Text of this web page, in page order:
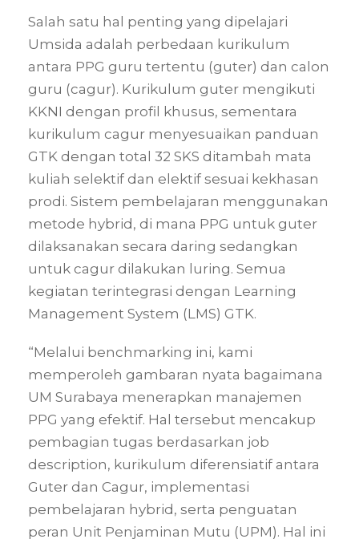
Salah satu hal penting yang dipelajari
Umsida adalah perbedaan kurikulum
antara PPG guru tertentu (guter) dan calon
guru (cagur). Kurikulum guter mengikuti
KKNI dengan profil khusus, sementara
kurikulum cagur menyesuaikan panduan
GTK dengan total 32 SKS ditambah mata
kuliah selektif dan elektif sesuai kekhasan
prodi. Sistem pembelajaran menggunakan
metode hybrid, di mana PPG untuk guter
dilaksanakan secara daring sedangkan
untuk cagur dilakukan luring. Semua
kegiatan terintegrasi dengan Learning
Management System (LMS) GTK.
“Melalui benchmarking ini, kami
memperoleh gambaran nyata bagaimana
UM Surabaya menerapkan manajemen
PPG yang efektif. Hal tersebut mencakup
pembagian tugas berdasarkan job
description, kurikulum diferensiatif antara
Guter dan Cagur, implementasi
pembelajaran hybrid, serta penguatan
peran Unit Penjaminan Mutu (UPM). Hal ini